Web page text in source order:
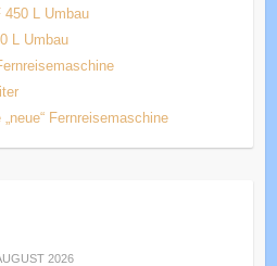
450 L Umbau
L Umbau
„neue“ Fernreisemaschine
2026